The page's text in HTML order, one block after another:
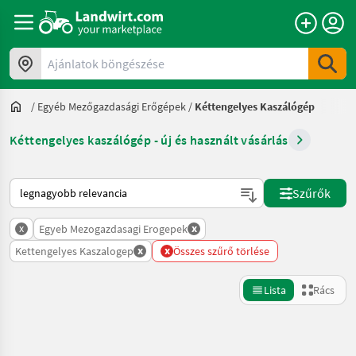
Ajánlatok böngészése
/ Egyéb Mezőgazdasági Erőgépek / Kéttengelyes Kaszálógép
Kéttengelyes kaszálógép - új és használt vásárlás
Így van sorba rendezve a Landwirt.com-on
Szűrők
x Egyeb Mezogazdasagi Erogepek x
Kettengelyes Kaszalogep x x Összes szűrő törlése
Lista Rács